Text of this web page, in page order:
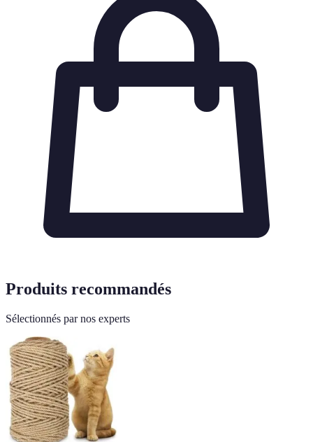
Produits recommandés
Sélectionnés par nos experts